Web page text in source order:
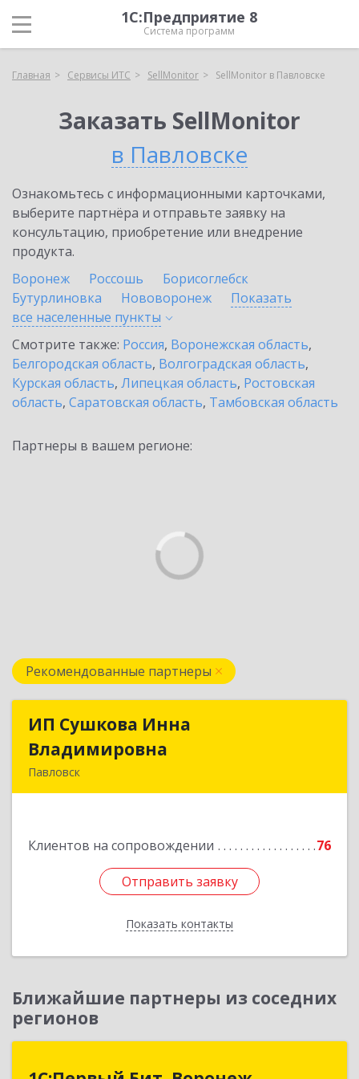
1С:Предприятие 8
Система программ
Главная Сервисы ИТС SellMonitor SellMonitor в Павловске
Заказать SellMonitor
в Павловске
Ознакомьтесь с информационными карточками,
выберите партнёра и отправьте заявку на
консультацию, приобретение или внедрение
продукта.
Воронеж
Россошь
Борисоглебск
Бутурлиновка
Нововоронеж
Показать
все населенные пункты
Смотрите также: Россия, Воронежская область,
Белгородская область, Волгоградская область,
Курская область, Липецкая область, Ростовская
область, Саратовская область, Тамбовская область
Партнеры в вашем регионе:
Рекомендованные партнеры
ИП Сушкова Инна
Владимировна
Павловск
Клиентов на сопровождении 76
Отправить заявку
Показать контакты
ИП Сушкова Инна
Подробнее
Отправить заявку
Назад
Ближайшие партнеры из соседних
регионов
1С:Первый Бит, Воронеж